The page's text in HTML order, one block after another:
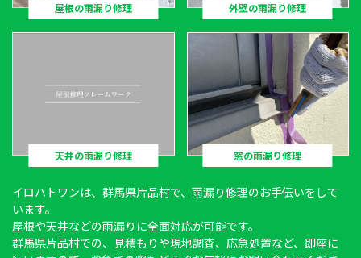
屋根の雨漏り修理 外壁の雨漏り修理
天井の雨漏り修理 窓の雨漏り修理
イロハトワンは、群馬県片品村で、雨漏り修理のお手伝いをして
います。
屋根や天井などの雨漏りに全面対応が可能です。
群馬県片品村での、見積もりや現地調査、応急処置など、即座に